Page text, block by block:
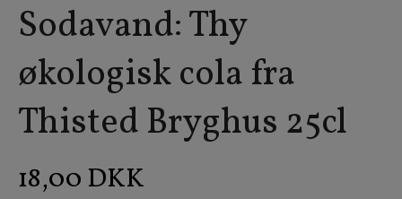
Sodavand: Thy
økologisk cola fra
Thisted Bryghus 25cl
18,00 DKK